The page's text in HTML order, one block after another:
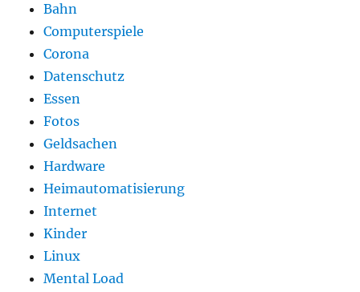
Bahn
Computerspiele
Corona
Datenschutz
Essen
Fotos
Geldsachen
Hardware
Heimautomatisierung
Internet
Kinder
Linux
Mental Load